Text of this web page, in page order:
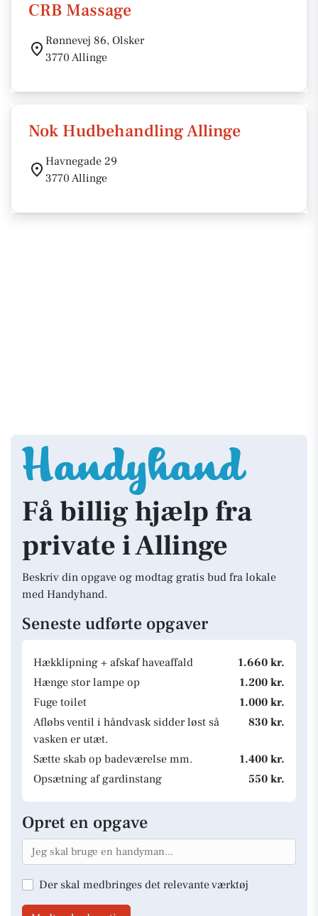
CRB Massage
Rønnevej 86, Olsker
3770 Allinge
Nok Hudbehandling Allinge
Havnegade 29
3770 Allinge
Få billig hjælp fra
private i Allinge
Beskriv din opgave og modtag gratis bud fra lokale
med Handyhand.
Seneste udførte opgaver
Hækklipning + afskaf haveaffald
1.660 kr.
Hænge stor lampe op
1.200 kr.
Fuge toilet
1.000 kr.
Afløbs ventil i håndvask sidder løst så
vasken er utæt.
830 kr.
Sætte skab op badeværelse mm.
1.400 kr.
Opsætning af gardinstang
550 kr.
Opret en opgave
Der skal medbringes det relevante værktøj